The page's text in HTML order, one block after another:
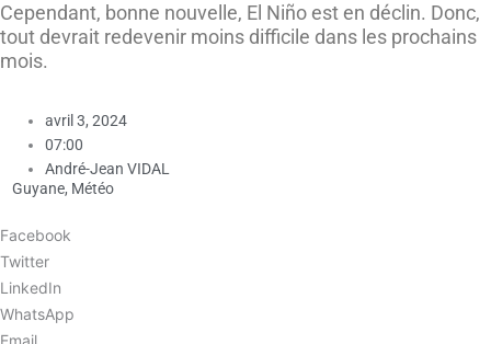
Cependant, bonne nouvelle, El Niño est en déclin. Donc,
tout devrait redevenir moins difficile dans les prochains
mois.
avril 3, 2024
07:00
André-Jean VIDAL
Guyane, Météo
Facebook
Twitter
LinkedIn
WhatsApp
Email